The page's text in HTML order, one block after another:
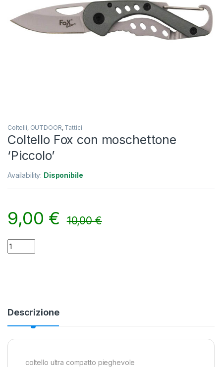
Coltelli, OUTDOOR, Tattici
Coltello Fox con moschettone
‘Piccolo’
Availability: Disponibile
9,00 € 10,00€
Coltello Fox con moschettone 'Piccolo' quantity
Descrizione
coltello ultra compatto pieghevole